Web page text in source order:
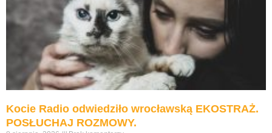
Kocie Radio odwiedziło wrocławską EKOSTRAŻ.
POSŁUCHAJ ROZMOWY.